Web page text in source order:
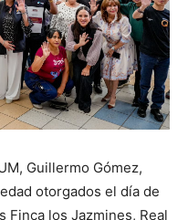
Guillermo Gómez,
otorgados el día de
Finca los Jazmines, Real